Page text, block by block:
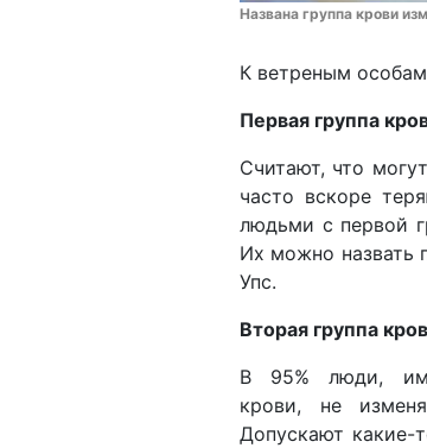
Названа группа крови
К ветреным
Первая группа
Считают, что
часто вскоре
людьми с первой
Их можно назвать
Упс.
Вторая группа
В 95% люди,
крови, не
Допускают какие-